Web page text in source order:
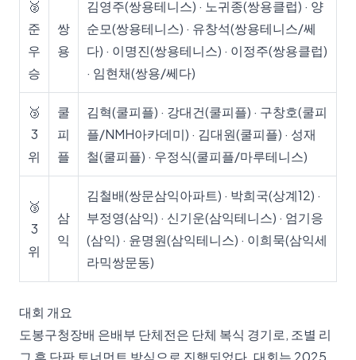
🥈
준
우
승
쌍
용
김영주(쌍용테니스) · 노귀종(쌍용클럽) · 양
순모(쌍용테니스) · 유창석(쌍용테니스/쎄
다) · 이명진(쌍용테니스) · 이정주(쌍용클럽)
· 임현채(쌍용/쎄다)
🥉
3
위
쿨
피
플
김혁(쿨피플) · 강대건(쿨피플) · 구창호(쿨피
플/NMH아카데미) · 김대원(쿨피플) · 성재
철(쿨피플) · 우정식(쿨피플/마루테니스)
🥉
3
위
삼
익
김철배(쌍문삼익아파트) · 박희국(상계12) ·
부정영(삼익) · 신기운(삼익테니스) · 엄기응
(삼익) · 윤명원(삼익테니스) · 이희묵(삼익세
라믹쌍문동)
대회 개요
도봉구청장배 은배부 단체전은 단체 복식 경기로, 조별 리
그 후 단판 토너먼트 방식으로 진행되었다. 대회는 2025